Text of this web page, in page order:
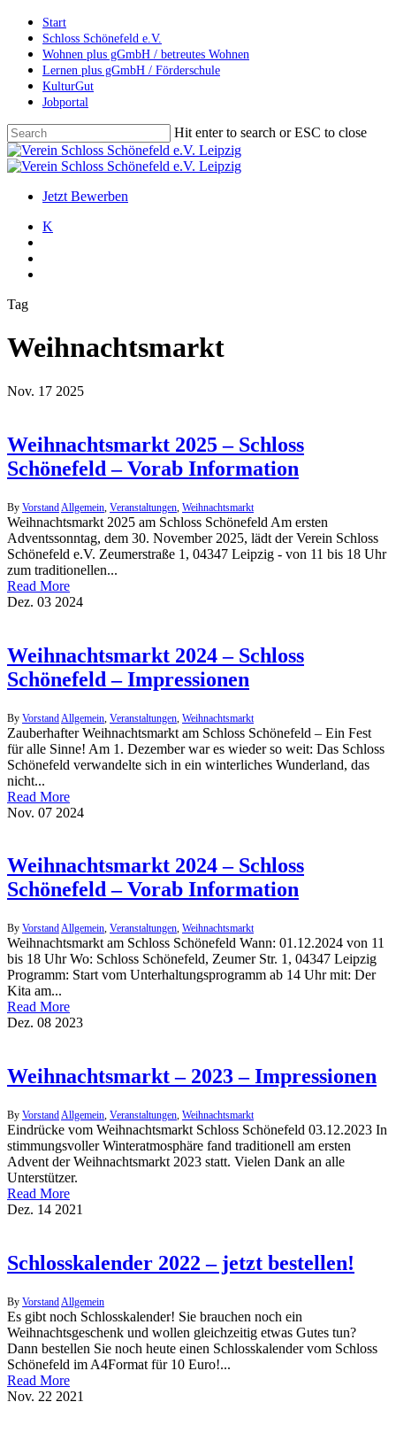
Skip
main
content
Start
Schloss Schönefeld e.V.
Wohnen plus gGmbH / betreutes Wohnen
Lernen plus gGmbH / Förderschule
KulturGut
Jobportal
Hit enter to search or ESC to close
Close
Search
search
account
Menu
Jetzt Bewerben
K
Tag
Weihnachtsmarkt
Nov. 17 2025
Weihnachtsmarkt 2025 – Schloss
Schönefeld – Vorab Information
By Vorstand Allgemein Veranstaltungen Weihnachtsmarkt
Weihnachtsmarkt 2025 am Schloss Schönefeld Am ersten
Adventssonntag, dem 30. November 2025, lädt der Verein Schloss
Schönefeld e.V. Zeumerstraße 1, 04347 Leipzig - von 11 bis 18 Uhr
zum traditionellen...
Read More
Dez. 03 2024
Weihnachtsmarkt 2024 – Schloss
Schönefeld – Impressionen
By Vorstand Allgemein Veranstaltungen Weihnachtsmarkt
Zauberhafter Weihnachtsmarkt am Schloss Schönefeld – Ein Fest
für alle Sinne! Am 1. Dezember war es wieder so weit: Das Schloss
Schönefeld verwandelte sich in ein winterliches Wunderland, das
nicht...
Read More
Nov. 07 2024
Weihnachtsmarkt 2024 – Schloss
Schönefeld – Vorab Information
By VorstandAllgemein, Veranstaltungen, Weihnachtsmarkt
Weihnachtsmarkt am Schloss Schönefeld Wann: 01.12.2024 von 11
bis 18 Uhr Wo: Schloss Schönefeld, Zeumer Str. 1, 04347 Leipzig
Programm: Start vom Unterhaltungsprogramm ab 14 Uhr mit: Der
Kita am...
Read More
Dez. 08 2023
Weihnachtsmarkt – 2023 – Impressionen
By VorstandAllgemein, Veranstaltungen, Weihnachtsmarkt
Eindrücke vom Weihnachtsmarkt Schloss Schönefeld 03.12.2023 In
stimmungsvoller Winteratmosphäre fand traditionell am ersten
Advent der Weihnachtsmarkt 2023 statt. Vielen Dank an alle
Unterstützer.
Read More
Dez. 14 2021
Schlosskalender 2022 – jetzt bestellen!
By VorstandAllgemein
Es gibt noch Schlosskalender! Sie brauchen noch ein
Weihnachtsgeschenk und wollen gleichzeitig etwas Gutes tun?
Dann bestellen Sie noch heute einen Schlosskalender vom Schloss
Schönefeld im A4Format für 10 Euro!...
Read More
Nov. 22 2021